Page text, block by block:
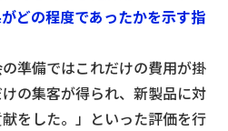
どの程度であったかを示す指
準備ではこれだけの費用が掛
の集客が得られ、新製品に対
をした。」といった評価を行